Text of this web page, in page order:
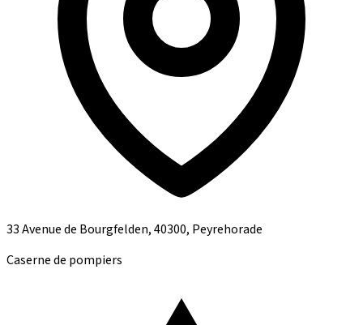
33 Avenue de Bourgfelden, 40300, Peyrehorade
Caserne de pompiers